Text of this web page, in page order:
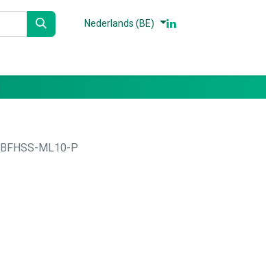
Nederlands (BE)
BFHSS-ML10-P